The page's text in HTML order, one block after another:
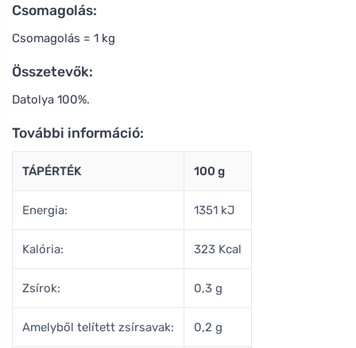
Csomagolás:
Csomagolás = 1 kg
Összetevők:
Datolya 100%.
További információ:
TÁPÉRTÉK 100 g
Energia: 1351 kJ
Kalória: 323 Kcal
Zsírok: 0,3 g
Amelyből telített zsírsavak: 0,2 g